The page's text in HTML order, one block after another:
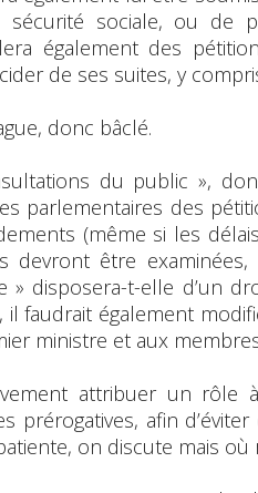
sociale, ou de
également des
de ses suites, y
donc bâclé.
du public »,
parlementaires des
(même si les
devront être
» disposera-t-elle d’un
faudrait également
ministre et aux
attribuer un rôle
prérogatives, afin
on discute mais